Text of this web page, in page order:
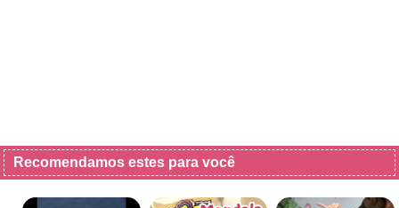
Recomendamos estes para você